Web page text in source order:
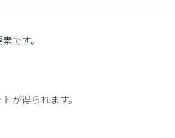
です。
が得られます。